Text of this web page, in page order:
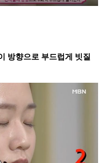
방향으로 부드럽게 빗질